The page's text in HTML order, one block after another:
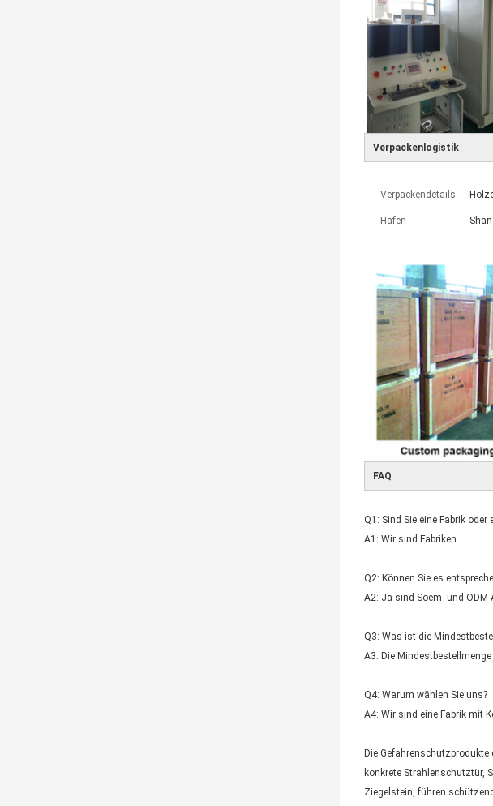
Verpackenlogistik
Verpackendetails
Hafen
FAQ
Q1: Sind Sie eine Fabrik
A1: Wir sind Fabriken.
Q2: Können Sie es
A2: Ja sind Soem- und
Q3: Was ist die
A3: Die
Q4: Warum wählen Sie uns?
A4: Wir sind eine Fabrik mit
Die
konkrete Strahlenschutztür,
Ziegelstein, führen